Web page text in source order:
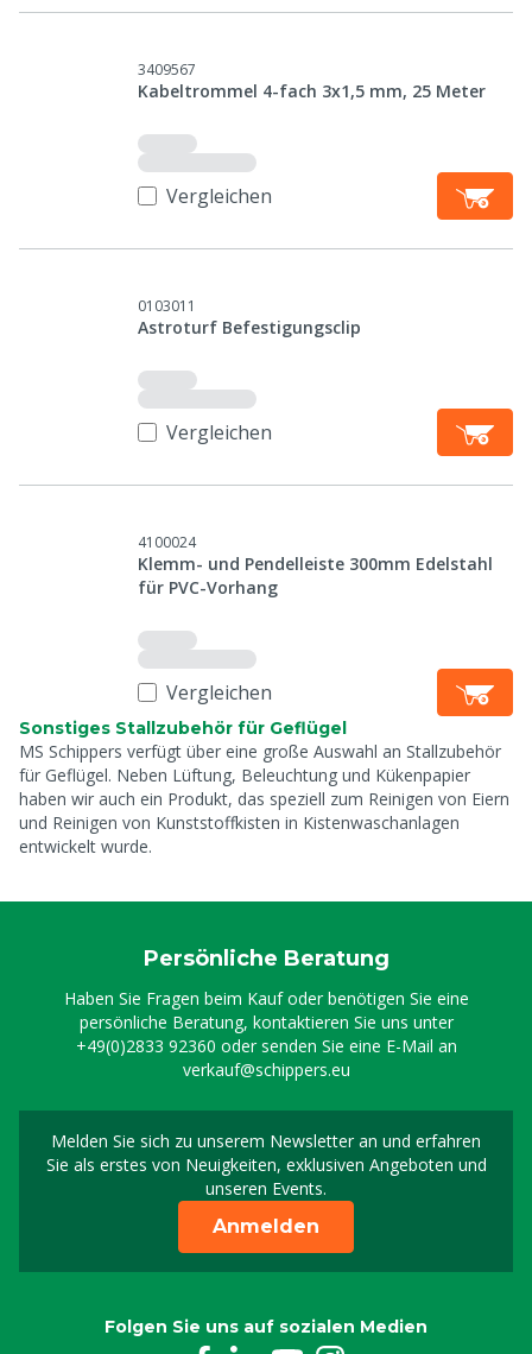
3409567
Kabeltrommel 4-fach 3x1,5 mm, 25 Meter
Vergleichen
0103011
Astroturf Befestigungsclip
Vergleichen
4100024
Klemm- und Pendelleiste 300mm Edelstahl
für PVC-Vorhang
Vergleichen
Sonstiges Stallzubehör für Geflügel
MS Schippers verfügt über eine große Auswahl an Stallzubehör
für Geflügel. Neben Lüftung, Beleuchtung und Kükenpapier
haben wir auch ein Produkt, das speziell zum Reinigen von Eiern
und Reinigen von Kunststoffkisten in Kistenwaschanlagen
entwickelt wurde.
Persönliche Beratung
Haben Sie Fragen beim Kauf oder benötigen Sie eine
persönliche Beratung, kontaktieren Sie uns unter
+49(0)2833 92360 oder senden Sie eine E-Mail an
verkauf@schippers.eu
Melden Sie sich zu unserem Newsletter an und erfahren
Sie als erstes von Neuigkeiten, exklusiven Angeboten und
unseren Events.
Melden Sie sich für
Anmelden
Folgen Sie uns auf sozialen Medien